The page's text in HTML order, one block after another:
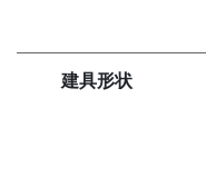
建具形状